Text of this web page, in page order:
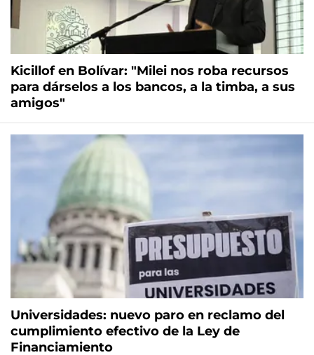
Kicillof en Bolívar: "Milei nos roba recursos
para dárselos a los bancos, a la timba, a sus
amigos"
Universidades: nuevo paro en reclamo del
cumplimiento efectivo de la Ley de
Financiamiento